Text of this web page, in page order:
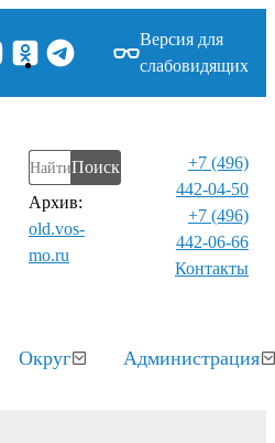
Версия для
слабовидящих
Поиск
Архив:
old.vos-
mo.ru
+7 (496)
442-04-50
+7 (496)
442-06-66
Контакты⁠
Округ Администрация